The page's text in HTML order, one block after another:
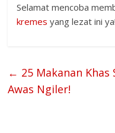
Selamat mencoba
kremes yang lezat ini ya!
← 25 Makanan
Awas Ngiler!